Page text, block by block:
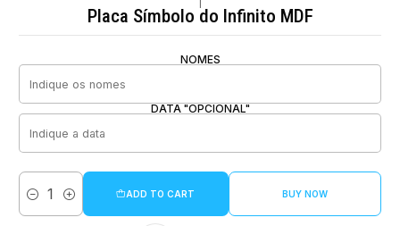
Placa Símbolo do Infinito MDF
NOMES
DATA "OPCIONAL"
Quantity
ADD TO CART BUY NOW